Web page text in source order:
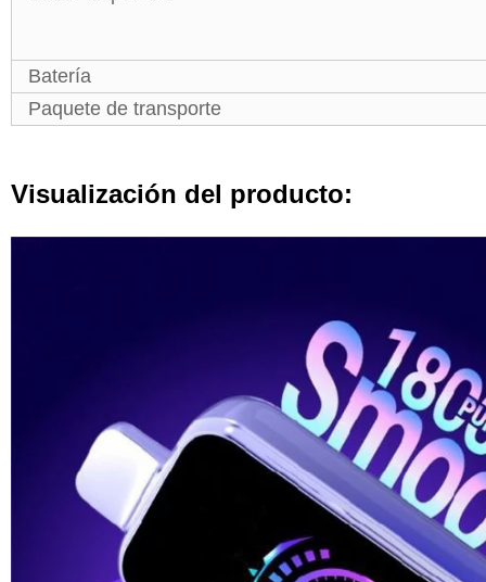
Batería
Paquete de transporte
Visualización del producto: